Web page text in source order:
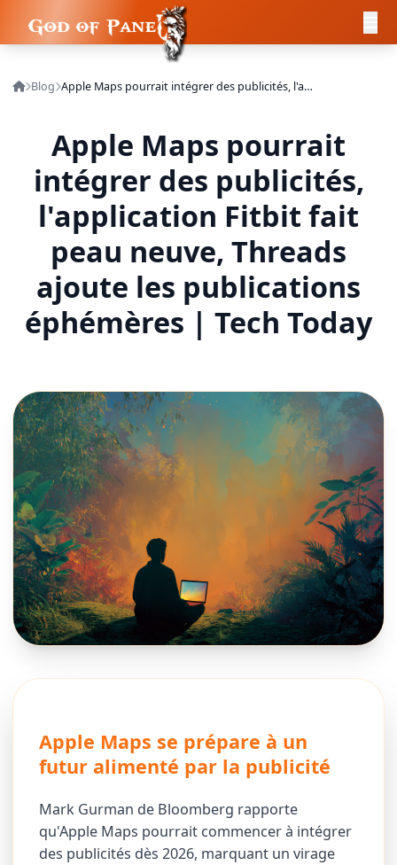
Blog Apple Maps pourrait intégrer des publicités, l'application Fitbit fait peau neuve, Threads ajoute les publications éphémères | Tech Today
Apple Maps pourrait
intégrer des publicités,
l'application Fitbit fait
peau neuve, Threads
ajoute les publications
éphémères | Tech Today
Apple Maps se prépare à un
futur alimenté par la publicité
Mark Gurman de Bloomberg rapporte
qu'Apple Maps pourrait commencer à intégrer
des publicités dès 2026, marquant un virage